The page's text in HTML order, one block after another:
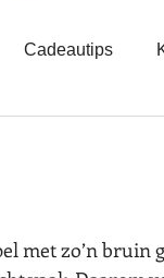
Cadeautips
met zo’n bruin